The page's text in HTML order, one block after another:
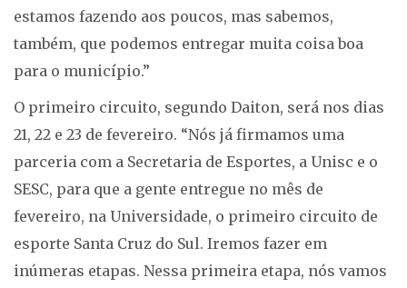
estamos fazendo aos poucos, mas sabemos,
também, que podemos entregar muita coisa boa
para o município.”
O primeiro circuito, segundo Daiton, será nos dias
21, 22 e 23 de fevereiro. “Nós já firmamos uma
parceria com a Secretaria de Esportes, a Unisc e o
SESC, para que a gente entregue no mês de
fevereiro, na Universidade, o primeiro circuito de
esporte Santa Cruz do Sul. Iremos fazer em
inúmeras etapas. Nessa primeira etapa, nós vamos